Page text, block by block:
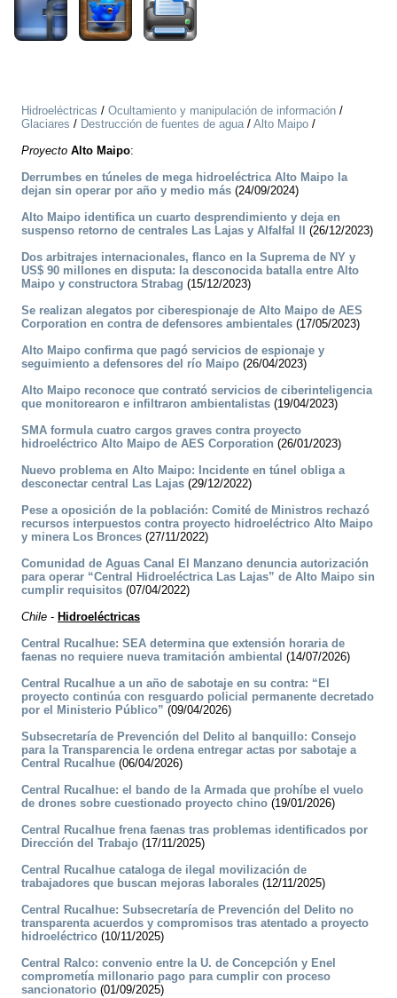
Hidroeléctricas / Ocultamiento y manipulación de información /
Glaciares / Destrucción de fuentes de agua/ Alto Maipo /
Proyecto Alto Maipo:
Derrumbes en túneles de mega hidroeléctrica Alto Maipo la
dejan sin operar por año y medio más (24/09/2024)
Alto Maipo identifica un cuarto desprendimiento y deja en
suspenso retorno de centrales Las Lajas y Alfalfal II
(26/12/2023)
Dos arbitrajes internacionales, flanco en la Suprema de NY y
US$ 90 millones en disputa: la desconocida batalla entre Alto
Maipo y constructora Strabag (15/12/2023)
Se realizan alegatos por ciberespionaje de Alto Maipo de AES
Corporation en contra de defensores ambientales (17/05/2023)
Alto Maipo confirma que pagó servicios de espionaje y
seguimiento a defensores del río Maipo (26/04/2023)
Alto Maipo reconoce que contrató servicios de ciberinteligencia
que monitorearon e infiltraron ambientalistas (19/04/2023)
SMA formula cuatro cargos graves contra proyecto
hidroeléctrico Alto Maipo de AES Corporation (26/01/2023)
Nuevo problema en Alto Maipo: Incidente en túnel obliga a
desconectar central Las Lajas (29/12/2022)
Pese a oposición de la población: Comité de Ministros rechazó
recursos interpuestos contra proyecto hidroeléctrico Alto Maipo
y minera Los Bronces (27/11/2022)
Comunidad de Aguas Canal El Manzano denuncia autorización
para operar “Central Hidroeléctrica Las Lajas” de Alto Maipo sin
cumplir requisitos (07/04/2022)
Chile - Hidroeléctricas
Central Rucalhue: SEA determina que extensión horaria de
faenas no requiere nueva tramitación ambiental (14/07/2026)
Central Rucalhue a un año de sabotaje en su contra: “El
proyecto continúa con resguardo policial permanente decretado
por el Ministerio Público” (09/04/2026)
Subsecretaría de Prevención del Delito al banquillo: Consejo
para la Transparencia le ordena entregar actas por sabotaje a
Central Rucalhue (06/04/2026)
Central Rucalhue: el bando de la Armada que prohíbe el vuelo
de drones sobre cuestionado proyecto chino (19/01/2026)
Central Rucalhue frena faenas tras problemas identificados por
Dirección del Trabajo (17/11/2025)
Central Rucalhue cataloga de ilegal movilización de
trabajadores que buscan mejoras laborales (12/11/2025)
Central Rucalhue: Subsecretaría de Prevención del Delito no
transparenta acuerdos y compromisos tras atentado a proyecto
hidroeléctrico (10/11/2025)
Central Ralco: convenio entre la U. de Concepción y Enel
comprometía millonario pago para cumplir con proceso
sancionatorio (01/09/2025)